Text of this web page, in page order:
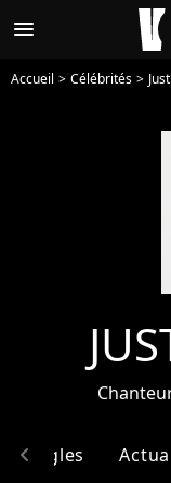
menu
Accueil Célébrités
Singles
chevron_left